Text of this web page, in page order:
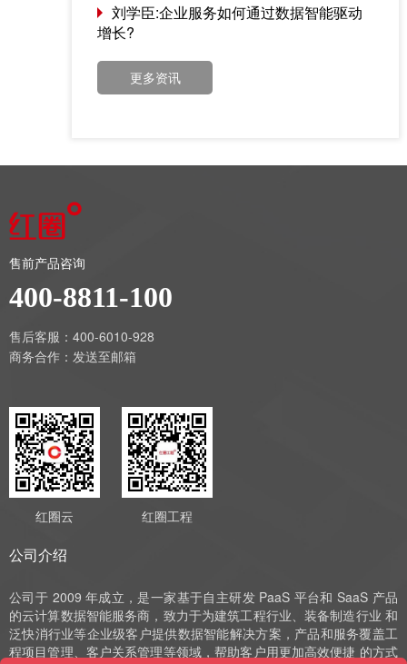
刘学臣:企业服务如何通过数据智能驱动
增长?
更多资讯
售前产品咨询
400-8811-100
售后客服：400-6010-928
商务合作： 发送至邮箱
红圈云 红圈工程
公司介绍
公司于 2009 年成立，是一家基于自主研发 PaaS 平台和 SaaS 产品
的云计算数据智能服务商，致力于为建筑工程行业、装备制造行业 和
泛快消行业等企业级客户提供数据智能解决方案，产品和服务覆盖工
程项目管理、客户关系管理等领域，帮助客户用更加高效便捷 的方式